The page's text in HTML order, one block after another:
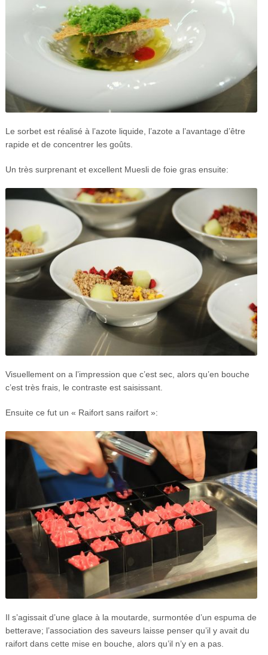
Le sorbet est réalisé à l’azote liquide, l’azote a l’avantage d’être
rapide et de concentrer les goûts.
Un très surprenant et excellent Muesli de foie gras ensuite:
Visuellement on a l’impression que c’est sec, alors qu’en bouche
c’est très frais, le contraste est saisissant.
Ensuite ce fut un « Raifort sans raifort »:
Il s’agissait d’une glace à la moutarde, surmontée d’un espuma de
betterave; l’association des saveurs laisse penser qu’il y avait du
raifort dans cette mise en bouche, alors qu’il n’y en a pas.